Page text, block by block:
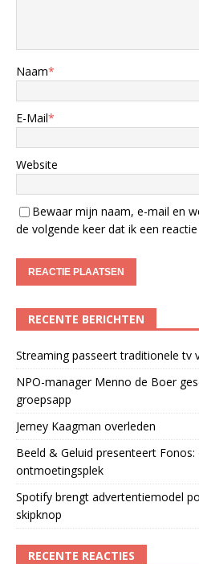
Naam*
E-Mail*
Website
Bewaar mijn naam, e-mail en
de volgende keer dat ik een
RECENTE BERICHTEN
Streaming passeert traditionele tv
NPO-manager Menno de Boer
groepsapp
Jerney Kaagman overleden
Beeld & Geluid presenteert
ontmoetingsplek
Spotify brengt advertentiemodel
skipknop
RECENTE REACTIES